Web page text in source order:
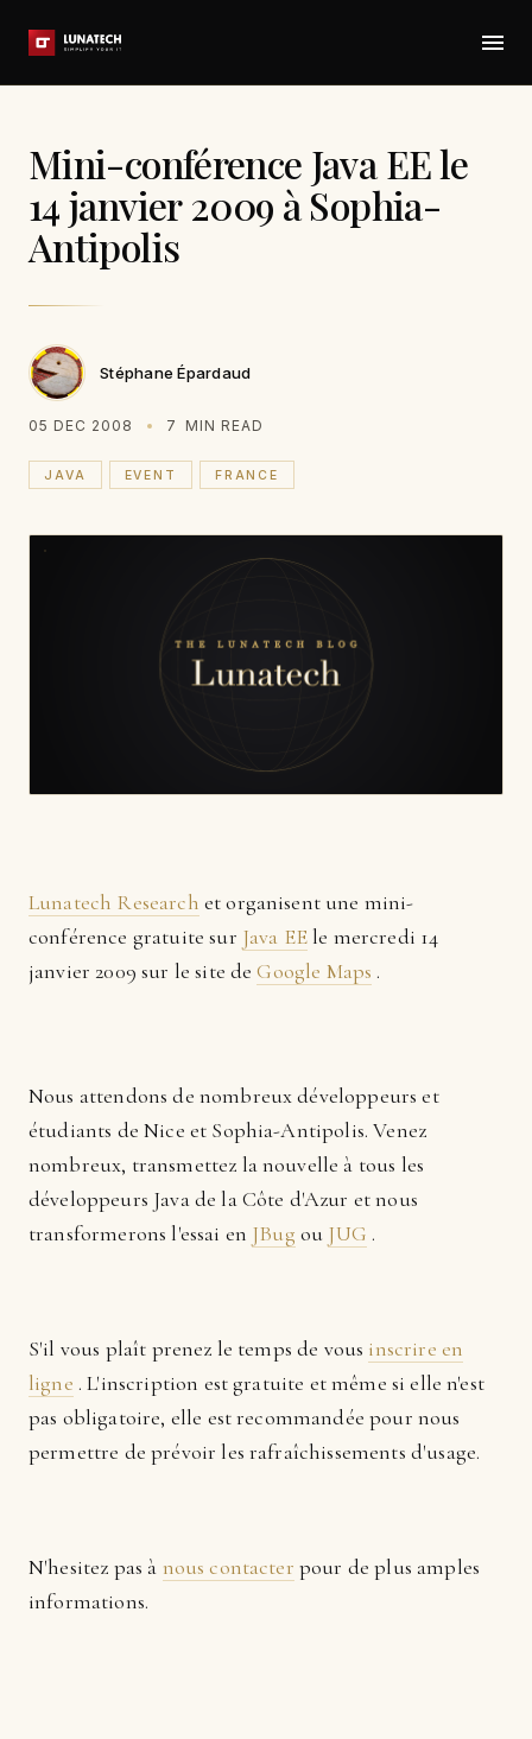
Mini-conférence Java EE le
14 janvier 2009 à Sophia-
Antipolis
Stéphane Épardaud
05 DEC 2008 7 MIN READ
JAVA EVENT FRANCE
Lunatech Research et organisent une mini-
conférence gratuite sur Java EEle mercredi 14
janvier 2009 sur le site deGoogle Maps .
Nous attendons de nombreux développeurs et
étudiants de Nice et Sophia-Antipolis. Venez
nombreux, transmettez la nouvelle à tous les
développeurs Java de la Côte d'Azur et nous
transformerons l'essai en JBug ou JUG .
S'il vous plaît prenez le temps de vous inscrire en
ligne . L'inscription est gratuite et même si elle n'est
pas obligatoire, elle est recommandée pour nous
permettre de prévoir les rafraîchissements d'usage.
N'hesitez pas à nous contacter pour de plus amples
informations.